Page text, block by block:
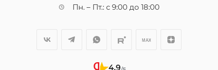
Пн. – Пт.: с 9:00 до 18:00
4,9